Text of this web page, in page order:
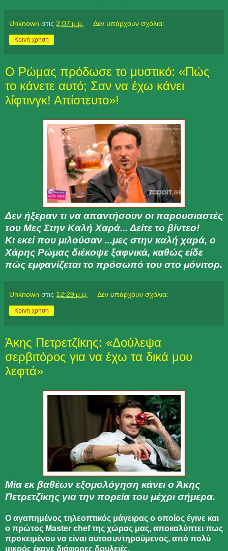
Unknown στις 2:07 μ.μ. Δεν υπάρχουν σχόλια:
Κοινή χρήση
Ο Ρώμας πρόδωσε το μυστικό: «Πώς
το κάνετε αυτό; Σαν να έχω κάνει
λίφτινγκ! Απίστευτο»!
Δεν ήξεραν τι να απαντήσουν οι παρουσιαστές
του Μες Στην Καλή Χαρά... Δείτε το βίντεο!
Κι εκεί που μιλούσαν ...μες στην καλή χαρά, ο
Χάρης Ρώμας διέκοψε ξαφνικά, καθώς είδε
πώς εμφανίζεται το πρόσωπό του στο μόνιτορ.
Unknown στις 12:29 μ.μ. Δεν υπάρχουν σχόλια:
Κοινή χρήση
Άκης Πετρετζίκης: «Δούλεψα
σερβιτόρος για να έχω τα δικά μου
λεφτά»
Μία εκ βαθέων εξομολόγηση κάνει ο Άκης
Πετρετζίκης για την πορεία του μέχρι σήμερα.
Ο αγαπημένος τηλεοπτικός μάγειρας ο οποίος έγινε και
ο πρώτος Master chef της χώρας μας, αποκαλύπτει πως
προκειμένου να είναι αυτοσυντηρούμενος, από πολύ
μικρός έκανε διάφορες δουλειές.